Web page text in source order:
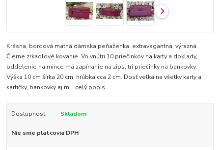
Krásna, bordová matná dámska peňaženka, extravagantná, výrazná.
Čierne zrkadlové kovanie. Vo vnútri 10 priečinkov na karty a doklady,
oddelenie na mince má zapínanie na zips, tri priečinky na bankovky.
Výška 10 cm šírka 20 cm, hrúbka cca 2 cm. Dosť veľká na všetky karty a
kartičky, bankovky aj m... celý popis
Dostupnosť Skladom
Nie sme platcovia DPH